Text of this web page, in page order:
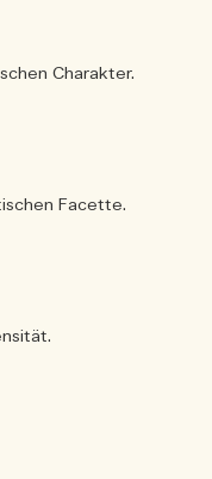
Charakter.
Facette.